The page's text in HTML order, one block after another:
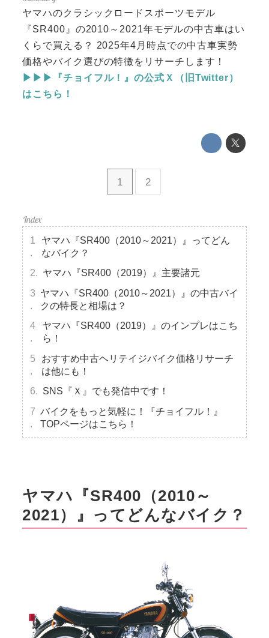
ヤマハのクラシックロードスポーツモデル
『SR400』の2010～2021年モデルの中古車はい
くらで買える？ 2025年4月時点での中古車実勢
価格やバイク選びの特徴をリサーチします！
▶▶▶『チョイフル！』の公式Ｘ（旧Twitter）
はこちら！
1 2
ヤマハ『SR400（2010～2021）』ってどん
なバイク？
ヤマハ『SR400（2019）』主要諸元
ヤマハ『SR400（2010～2021）』の中古バイ
クの特長と相場は？
ヤマハ『SR400（2019）』のインプレはこち
ら！
おすすめ中古ヘリテイジバイク価格リサーチ
は他にも！
SNS『Ｘ』でも発信中です！
バイクをもっと気軽に！『チョイフル！』
TOPページはこちら！
ヤマハ『SR400（2010～
2021）』ってどんなバイク？